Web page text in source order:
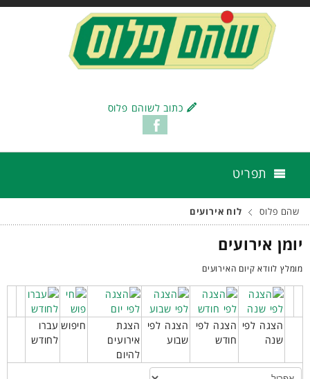
כתוב לשוהם פלוס
תפריט
שהם פלוס לוח אירועים
יומן אירועים
מומלץ לוודא קיום האירועים
הצגה לפי
שנה
הצגה לפי
חודש
הצגה לפי
שבוע
הצגת
אירועים
להיום
חיפוש עברו
לחודש